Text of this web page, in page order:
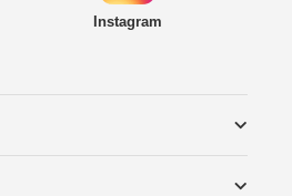
Instagram
探す